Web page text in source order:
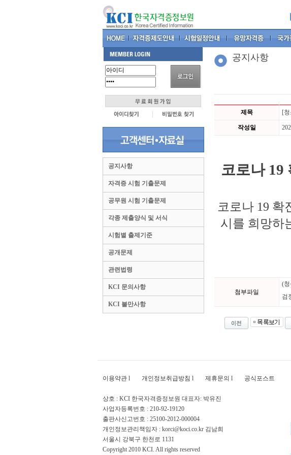
공지사항
자격증 시험 기출문제
공무원 시험 기출문제
각종 제출양식 및 서식
시험별 출제기준
공개문제
관련법령
KCI 문의사항
KCI 불만사항
공지사항
제목 [
작성일
코로나 19
코로나 19 확
시를 희망하
첨부파일
(청
검
이용약관 l 개인정보취급방침 l 제휴문의 l 공식포스트
상호 : KCI 한국자격증정보원 대표자: 박유진
사업자등록번호 : 210-92-19120
출판사신고번호 : 25100-2012-000004
개인정보관리책임자 : korci@koci.co.kr 김남희
서울시 강북구 한천로 1131
Copyright 2010 KCI. All rights reserved